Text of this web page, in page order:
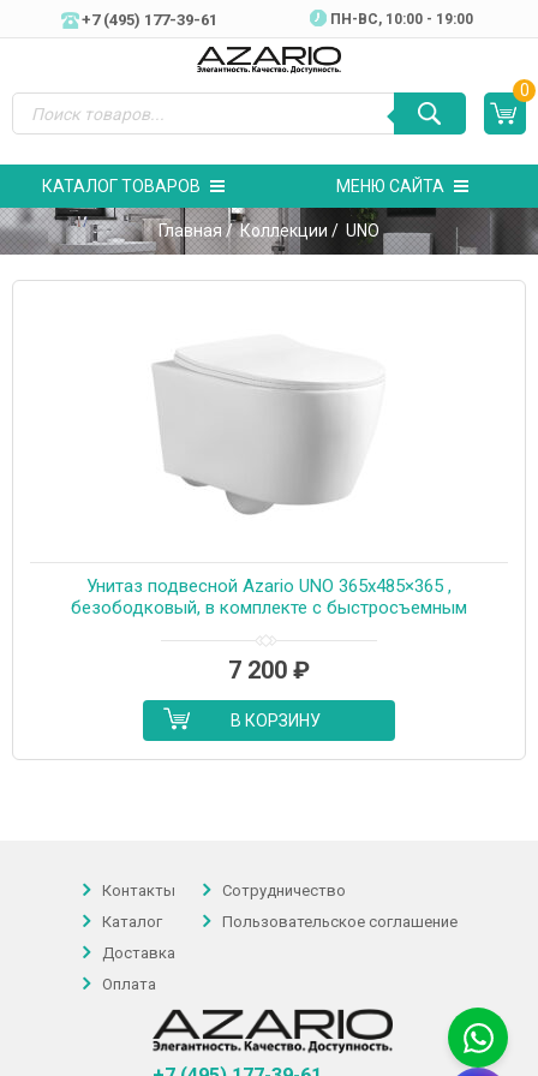
+7 (495) 177-39-61 ПН-ВC, 10:00 - 19:00
0
КАТАЛОГ ТОВАРОВ МЕНЮ САЙТА
Главная/Коллекции / UNO
Унитаз подвесной Azario UNO 365х485×365 ,
безободковый, в комплекте с быстросъемным
7 200 ₽
В КОРЗИНУ
Контакты
Каталог
Доставка
Оплата
Сотрудничество
Пользовательское соглашение